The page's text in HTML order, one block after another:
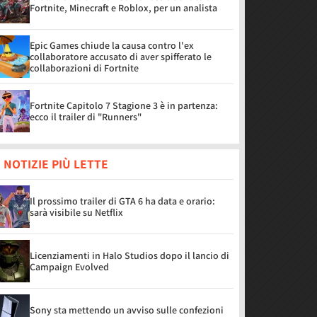
Fortnite, Minecraft e Roblox, per un analista
Epic Games chiude la causa contro l'ex
collaboratore accusato di aver spifferato le
collaborazioni di Fortnite
Fortnite Capitolo 7 Stagione 3 è in partenza:
ecco il trailer di "Runners"
NOTIZIE PIÙ LETTE
Il prossimo trailer di GTA 6 ha data e orario:
sarà visibile su Netflix
Licenziamenti in Halo Studios dopo il lancio di
Campaign Evolved
Sony sta mettendo un avviso sulle confezioni